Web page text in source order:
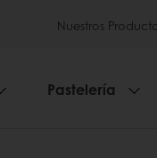
Nuestros
Pastelería